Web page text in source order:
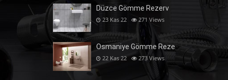
Düzce Gömme Rezerv
23 Kas 22 271 Views
Osmaniye Gömme Reze
22 Kas 22 273 Views